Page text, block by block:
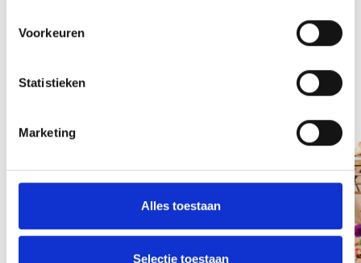
Voorkeuren
Statistieken
Marketing
Alles toestaan
Selectie toestaan
Terug naar overzicht